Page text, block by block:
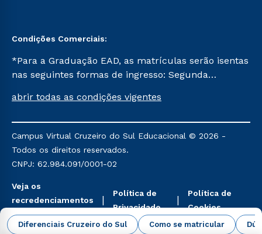
Diferenciais Cruzeiro do Sul Como se matricular
Condições Comerciais:
*Para a Graduação EAD, as matrículas serão isentas
nas seguintes formas de ingresso: Segunda
Já para as demais, a taxa de matrícula será de R$
mencionadas são referentes aos cursos: Ensino
Religioso, Geografia para a Docência e Metodologia
do Ensino de História: Questões Atuais.
abrir todas as condições vigentes
Campus Virtual Cruzeiro do Sul Educacional © 2026 -
Todos os direitos reservados.
CNPJ: 62.984.091/0001-02
Veja os
recredenciamentos
aqui
Política de
Privacidade
Política de
Cookies